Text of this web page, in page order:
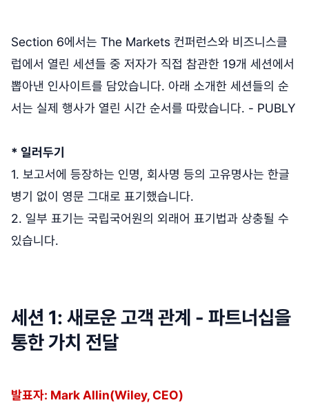
Section 6에서는 The Markets 컨퍼런스와 비즈니스클
럽에서 열린 세션들 중 저자가 직접 참관한 19개 세션에서
뽑아낸 인사이트를 담았습니다. 아래 소개한 세션들의 순
서는 실제 행사가 열린 시간 순서를 따랐습니다. - PUBLY
* 일러두기
1. 보고서에 등장하는 인명, 회사명 등의 고유명사는 한글
병기 없이 영문 그대로 표기했습니다.
2. 일부 표기는 국립국어원의 외래어 표기법과 상충될 수
있습니다.
세션 1: 새로운 고객 관계 - 파트너십을
통한 가치 전달
발표자: Mark Allin(Wiley, CEO)